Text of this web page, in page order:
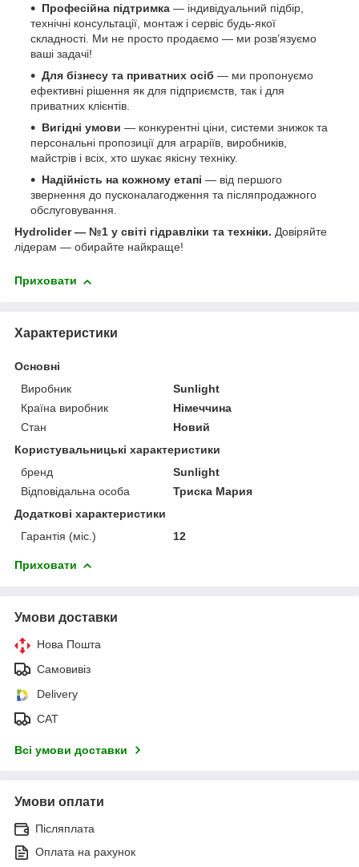
Професійна підтримка — індивідуальний підбір,
технічні консультації, монтаж і сервіс будь-якої
складності. Ми не просто продаємо — ми розв’язуємо
ваші задачі!
Для бізнесу та приватних осіб — ми пропонуємо
ефективні рішення як для підприємств, так і для
приватних клієнтів.
Вигідні умови — конкурентні ціни, системи знижок та
персональні пропозиції для аграріїв, виробників,
майстрів і всіх, хто шукає якісну техніку.
Надійність на кожному етапі — від першого
звернення до пусконалагодження та післяпродажного
обслуговування.
Hydrolider — №1 у світі гідравліки та техніки. Довіряйте
лідерам — обирайте найкраще!
Приховати
Характеристики
Основні
Виробник
Sunlight
Країна виробник
Німеччина
Стан
Новий
Користувальницькі характеристики
бренд
Sunlight
Відповідальна особа
Триска Мария
Додаткові характеристики
Гарантія (міс.)
12
Приховати
Умови доставки
Нова Пошта
Самовивіз
Delivery
САТ
Всі умови доставки
Умови оплати
Післяплата
Оплата на рахунок